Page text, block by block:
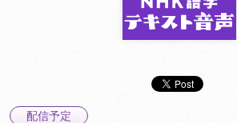
配信予定